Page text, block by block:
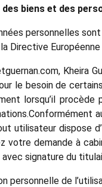
biens et des
personnelles
Directive
Kheira
le besoin de
lorsqu’il procède
utilisateur dispose
votre demande à
signature du
personnelle de